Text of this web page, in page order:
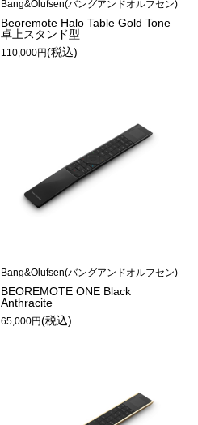
Bang&Olufsen(バングアンドオルフセン)
Beoremote Halo Table Gold Tone
卓上スタンド型
110,000円(税込)
Bang&Olufsen(バングアンドオルフセン)
BEOREMOTE ONE Black
Anthracite
65,000円(税込)